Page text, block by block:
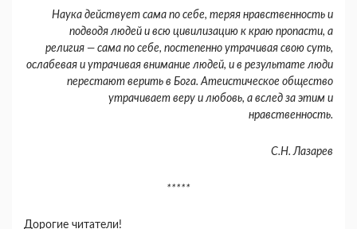
Наука действует сама по себе, теряя нравственность и
подводя людей и всю цивилизацию к краю пропасти, а
религия — сама по себе, постепенно утрачивая свою суть,
ослабевая и утрачивая внимание людей, и в результате люди
перестают верить в Бога. Атеистическое общество
утрачивает веру и любовь, а вслед за этим и
нравственность.
С.Н. Лазарев
*****
Дорогие читатели!